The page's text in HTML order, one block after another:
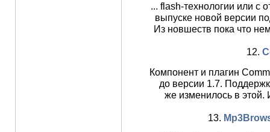
... flash-технологии или с
выпуске новой версии
Из новшеств пока что
12.
Компонент и плагин
до версии 1.7.
же изменилось в
13.